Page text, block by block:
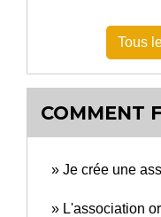
Tous
COMMENT
Je crée une
L'association